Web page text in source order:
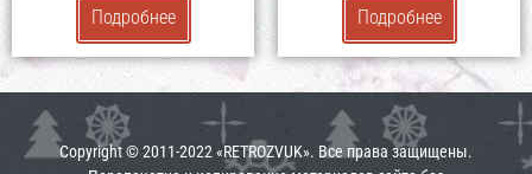
Подробнее Подробнее
Copyright © 2011-2022 «RETROZVUK». Все права защищены.